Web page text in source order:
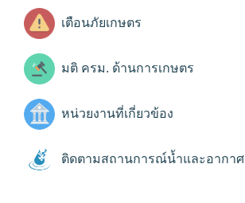
เตือนภัยเกษตร
มติ ครม. ด้านการเกษตร
หน่วยงานที่เกี่ยวข้อง
ติดตามสถานการณ์น้ำและอากาศ